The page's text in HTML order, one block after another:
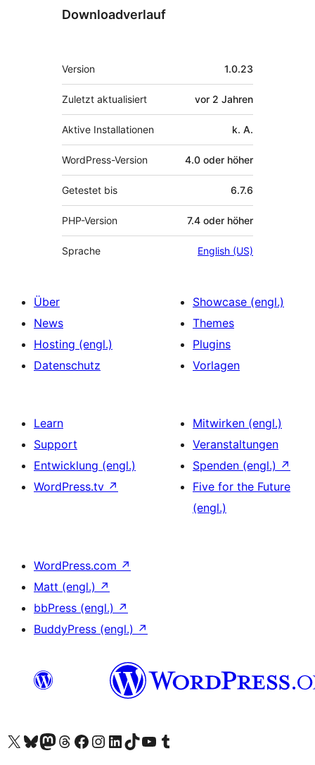
Downloadverlauf
Meta
Version 1.0.23
Zuletzt aktualisiert vor 2 Jahren
Aktive Installationen k. A.
WordPress-Version 4.0 oder höher
Getestet bis 6.7.6
PHP-Version 7.4 oder höher
Sprache English (US)
Über
News
Hosting (engl.)
Datenschutz
Showcase (engl.)
Themes
Plugins
Vorlagen
Learn
Support
Entwicklung (engl.)
WordPress.tv ↗
Mitwirken (engl.)
Veranstaltungen
Spenden (engl.) ↗
Five for the Future
(engl.)
WordPress.com ↗
Matt (engl.) ↗
bbPress (engl.) ↗
BuddyPress (engl.) ↗
Unser X-Konto (früher Twitter) besuchen
Unser Bluesky-Konto besuchen
Unser Mastodon-Konto besuchen
Unser Threads-Konto besuchen
Unsere Facebook-Seite besuchen
Unser Instagram-Konto besuchen
Unser LinkedIn-Konto besuchen
Unser TikTok-Konto besuchen
Unseren YouTube-Kanal besuchen
Unser Tumblr-Konto besuchen